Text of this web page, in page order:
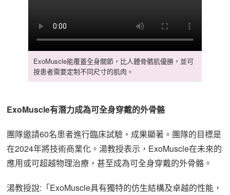
ExoMuscle能覆蓋全身關節，比人體骨骼肌優勝，並可
按患者需要定制不同尺寸的肌肉。
ExoMuscle有潛力成為可全身穿戴的外骨骼
團隊邀請60名患者進行臨床試驗，成果顯著。團隊的目標是
在2024年將技術商業化。湯教授表示，ExoMuscle在未來的
應用或可超越物理治療，甚至成為可全身穿戴的外骨骼。
湯教授說:「ExoMuscle具有獨特的仿生結構及卓越的性能，